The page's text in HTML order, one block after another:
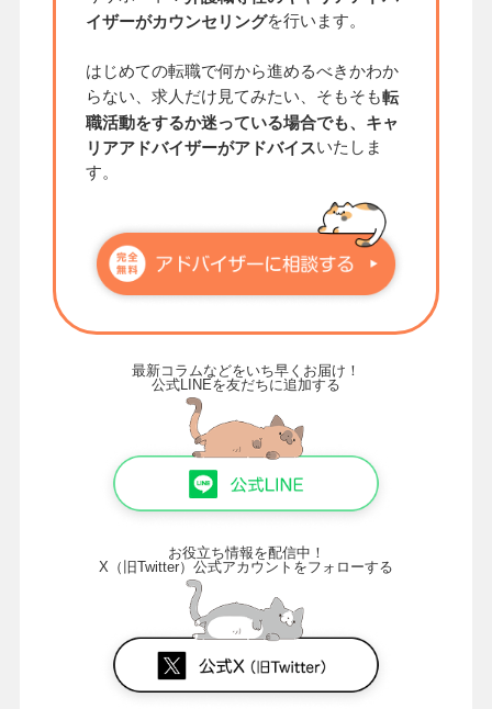
イザーがカウンセリングを行います。
はじめての転職で何から進めるべきかわか
らない、求人だけ見てみたい、そもそも転
職活動をするか迷っている場合でも、キャ
リアアドバイザーがアドバイスいたしま
す。
最新コラムなどをいち早くお届け！
公式LINEを友だちに追加する
お役立ち情報を配信中！
X（旧Twitter）公式アカウントをフォローする